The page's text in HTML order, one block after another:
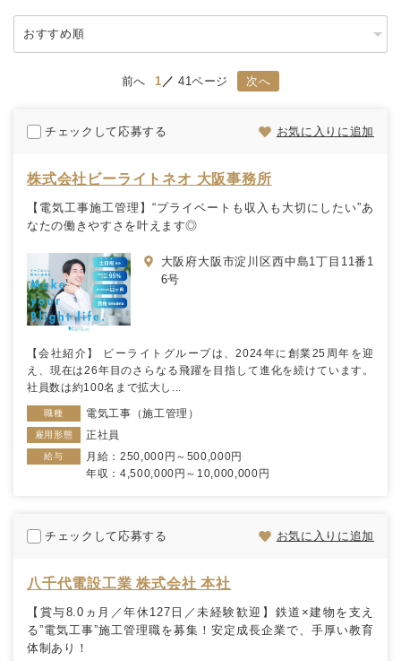
前へ 1 41ページ 次へ
チェックして応募する お気に入りに追加
株式会社ビーライトネオ 大阪事務所
【電気工事施工管理】“プライベートも収入も大切にしたい”あ
なたの働きやすさを叶えます◎
大阪府大阪市淀川区西中島1丁目11番1
6号
【会社紹介】 ビーライトグループは、2024年に創業25周年を迎
え、現在は26年目のさらなる飛躍を目指して進化を続けています。
社員数は約100名まで拡大し...
職種 電気工事（施工管理）
雇用形態 正社員
給与
月給：250,000円～500,000円
年収：4,500,000円～10,000,000円
チェックして応募する お気に入りに追加
八千代電設工業 株式会社 本社
【賞与8.0ヵ月／年休127日／未経験歓迎】鉄道×建物を支え
る”電気工事”施工管理職を募集！安定成長企業で、手厚い教育
体制あり！